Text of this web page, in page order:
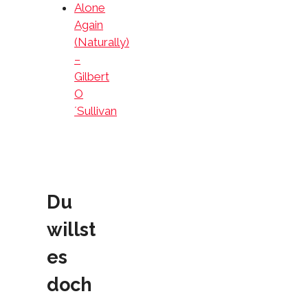
Alone
Again
(Naturally)
–
Gilbert
O
´Sullivan
Du
willst
es
doch